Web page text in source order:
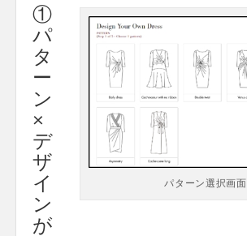
パターン選択画面
①
パ
タ
ー
ン
×
デ
ザ
イ
ン
が